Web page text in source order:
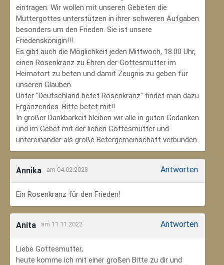
eintragen. Wir wollen mit unseren Gebeten die
Muttergottes unterstützen in ihrer schweren Aufgaben
besonders um den Frieden. Sie ist unsere
Friedenskönigin!!!
Es gibt auch die Möglichkeit jeden Mittwoch, 18.00 Uhr,
einen Rosenkranz zu Ehren der Gottesmutter im
Heimatort zu beten und damit Zeugnis zu geben für
unseren Glauben.
Unter "Deutschland betet Rosenkranz" findet man dazu
Ergänzendes. Bitte betet mit!!
In großer Dankbarkeit bleiben wir alle in guten Gedanken
und im Gebet mit der lieben Gottesmutter und
untereinander als große Betergemeinschaft verbunden.
Annika am 04.02.2023 Antworten
Ein Rosenkranz für den Frieden!
Anita am 11.11.2022 Antworten
Liebe Gottesmutter,
heute komme ich mit einer großen Bitte zu dir und